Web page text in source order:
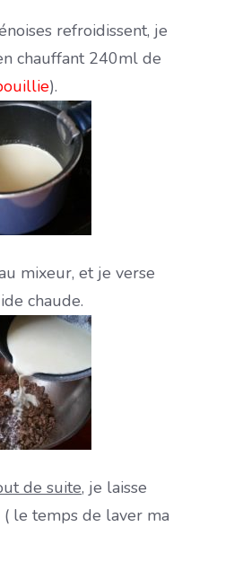
refroidissent, je
chauffant 240ml de
).
mixeur, et je verse
chaude.
de suite, je laisse
le temps de laver ma